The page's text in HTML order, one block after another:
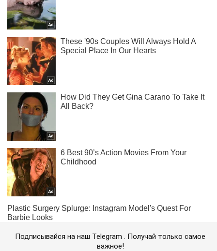
Подписывайся на наш Telegram . Получай только самое
важное!